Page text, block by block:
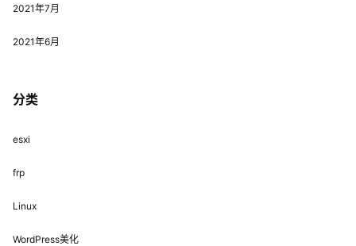
2021年7月
2021年6月
分类
esxi
frp
Linux
WordPress美化